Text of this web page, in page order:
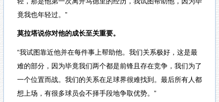
竟我也年轻过。”
莫拉塔说你对他的成长至关重要。
“我试图靠近他并在每件事上帮助他。我们关系极好，这是最
难的部分，因为毕竟我们两个都是前锋且存在竞争，我们为了
一个位置而战。我们的关系在足球界很难找到。最后所有人都
想上场，有很多球员会不择手段地争取优势。”